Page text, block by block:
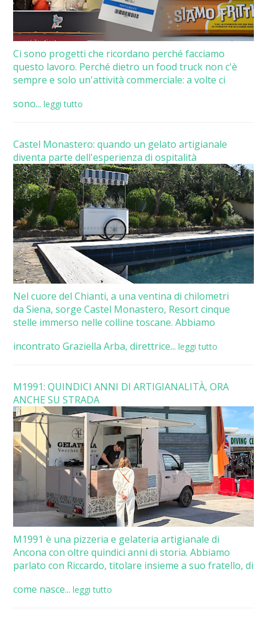
Ci sono progetti che ricordano perché facciamo
questo lavoro. Perché dietro un food truck non c'è
sempre e solo un'attività commerciale: a volte ci
sono... leggi tutto
Castel Monastero: quando un gelato artigianale
diventa parte dell'esperienza di ospitalità
Nel cuore del Chianti, a una ventina di chilometri
da Siena, sorge Castel Monastero, Resort cinque
stelle immerso nelle colline toscane. Abbiamo
incontrato Graziella Arba, direttrice... leggi tutto
M1991: QUINDICI ANNI DI ARTIGIANALITÀ, ORA
ANCHE SU STRADA
M1991 è una pizzeria e gelateria artigianale di
Ancona con oltre quindici anni di storia. Abbiamo
parlato con Riccardo, titolare insieme a suo fratello, di
come nasce... leggi tutto